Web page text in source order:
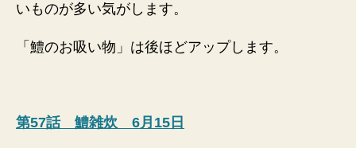
いものが多い気がします。
「鱧のお吸い物」は後ほどアップします。
第57話 鱧雑炊 6月15日